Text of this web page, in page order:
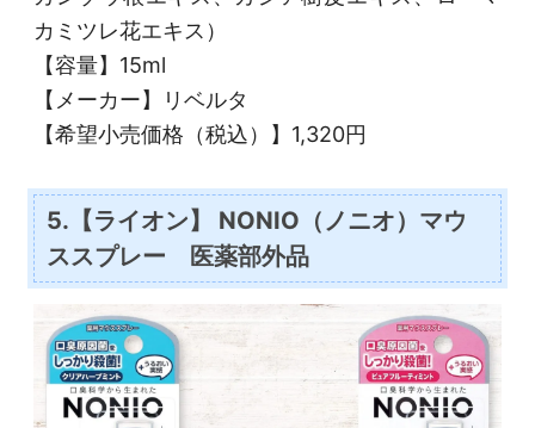
カミツレ花エキス）
【容量】15ml
【メーカー】リベルタ
【希望小売価格（税込）】1,320円
5.【ライオン】 NONIO（ノニオ）マウ
ススプレー 医薬部外品